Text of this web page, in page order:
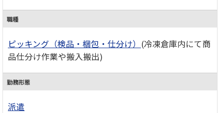
職種
ピッキング（検品・梱包・仕分け） (冷凍倉庫内にて商
品仕分け作業や搬入搬出)
勤務形態
派遣